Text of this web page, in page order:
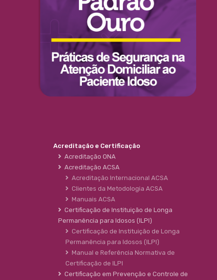
Acreditação e Certificação
Acreditação ONA
Acreditação ACSA
Acreditação Internacional ACSA
Clientes da Metodologia ACSA
Manuais ACSA
Certificação de Instituição de Longa
Permanência para Idosos (ILPI)
Certificação de Instituição de Longa
Permanência para Idosos (ILPI)
Manual e Referência Normativa de
Certificação de ILPI
Certificação em Prevenção e Controle de